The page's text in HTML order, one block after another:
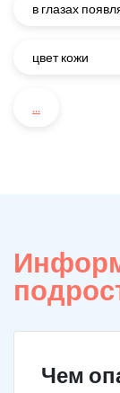
в глазах
цвет кожи
...
Чем